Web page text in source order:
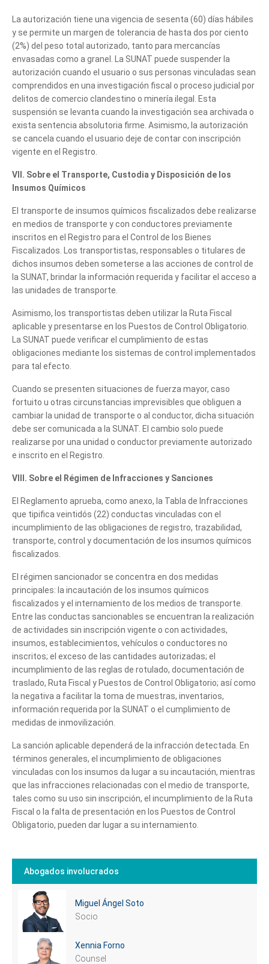
La autorización tiene una vigencia de sesenta (60) días hábiles
y se permite un margen de tolerancia de hasta dos por ciento
(2%) del peso total autorizado, tanto para mercancías
envasadas como a granel. La SUNAT puede suspender la
autorización cuando el usuario o sus personas vinculadas sean
comprendidos en una investigación fiscal o proceso judicial por
delitos de comercio clandestino o minería ilegal. Esta
suspensión se levanta cuando la investigación sea archivada o
exista sentencia absolutoria firme. Asimismo, la autorización
se cancela cuando el usuario deje de contar con inscripción
vigente en el Registro.
VII. Sobre el Transporte, Custodia y Disposición de los
Insumos Químicos
El transporte de insumos químicos fiscalizados debe realizarse
en medios de transporte y con conductores previamente
inscritos en el Registro para el Control de los Bienes
Fiscalizados. Los transportistas, responsables o titulares de
dichos insumos deben someterse a las acciones de control de
la SUNAT, brindar la información requerida y facilitar el acceso a
las unidades de transporte.
Asimismo, los transportistas deben utilizar la Ruta Fiscal
aplicable y presentarse en los Puestos de Control Obligatorio.
La SUNAT puede verificar el cumplimiento de estas
obligaciones mediante los sistemas de control implementados
para tal efecto.
Cuando se presenten situaciones de fuerza mayor, caso
fortuito u otras circunstancias imprevisibles que obliguen a
cambiar la unidad de transporte o al conductor, dicha situación
debe ser comunicada a la SUNAT. El cambio solo puede
realizarse por una unidad o conductor previamente autorizado
e inscrito en el Registro.
VIII. Sobre el Régimen de Infracciones y Sanciones
El Reglamento aprueba, como anexo, la Tabla de Infracciones
que tipifica veintidós (22) conductas vinculadas con el
incumplimiento de las obligaciones de registro, trazabilidad,
transporte, control y documentación de los insumos químicos
fiscalizados.
El régimen sancionador se concentra en dos medidas
principales: la incautación de los insumos químicos
fiscalizados y el internamiento de los medios de transporte.
Entre las conductas sancionables se encuentran la realización
de actividades sin inscripción vigente o con actividades,
insumos, establecimientos, vehículos o conductores no
inscritos; el exceso de las cantidades autorizadas; el
incumplimiento de las reglas de rotulado, documentación de
traslado, Ruta Fiscal y Puestos de Control Obligatorio; así como
la negativa a facilitar la toma de muestras, inventarios,
información requerida por la SUNAT o el cumplimiento de
medidas de inmovilización.
La sanción aplicable dependerá de la infracción detectada. En
términos generales, el incumplimiento de obligaciones
vinculadas con los insumos da lugar a su incautación, mientras
que las infracciones relacionadas con el medio de transporte,
tales como su uso sin inscripción, el incumplimiento de la Ruta
Fiscal o la falta de presentación en los Puestos de Control
Obligatorio, pueden dar lugar a su internamiento.
Abogados involucrados
Miguel Ángel Soto
Socio
Xennia Forno
Counsel